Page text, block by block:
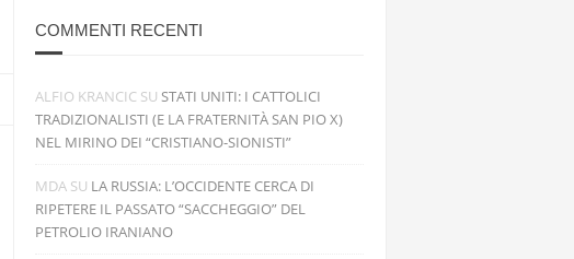
COMMENTI RECENTI
ALFIO KRANCIC SU STATI UNITI: I CATTOLICI
TRADIZIONALISTI (E LA FRATERNITÀ SAN PIO X)
NEL MIRINO DEI “CRISTIANO-SIONISTI”
MDA SU LA RUSSIA: L’OCCIDENTE CERCA DI
RIPETERE IL PASSATO “SACCHEGGIO” DEL
PETROLIO IRANIANO